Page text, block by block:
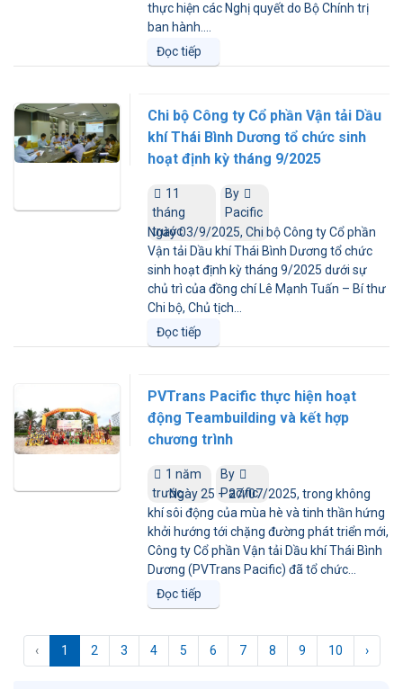
thực hiện các Nghị quyết do Bộ Chính trị
ban hành....
Đọc tiếp
11
tháng
trước
By
Pacific
Chi bộ Công ty Cổ phần Vận tải Dầu
khí Thái Bình Dương tổ chức sinh
hoạt định kỳ tháng 9/2025
Ngày 03/9/2025, Chi bộ Công ty Cổ phần
Vận tải Dầu khí Thái Bình Dương tổ chức
sinh hoạt định kỳ tháng 9/2025 dưới sự
chủ trì của đồng chí Lê Mạnh Tuấn – Bí thư
Chi bộ, Chủ tịch...
Đọc tiếp
1 năm
trước
By
Pacific
PVTrans Pacific thực hiện hoạt
động Teambuilding và kết hợp
chương trình
Ngày 25 – 27/07/2025, trong không
khí sôi động của mùa hè và tinh thần hứng
khởi hướng tới chặng đường phát triển mới,
Công ty Cổ phần Vận tải Dầu khí Thái Bình
Dương (PVTrans Pacific) đã tổ chức...
Đọc tiếp
‹ 1 2 3 4 5 6 7 8 9 10 ›